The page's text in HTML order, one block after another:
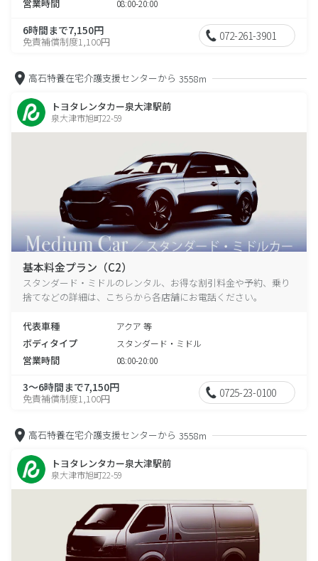
営業時間 08:00-20:00
6時間まで7,150円
免責補償制度1,100円 072-261-3901
高石特養在宅介護支援センターから 3558m
トヨタレンタカー泉大津駅前
泉大津市旭町22-59
基本料金プラン（C2）
スタンダード・ミドルのレンタル、お得な割引料金や予約、乗り
捨てなどの詳細は、こちらから各店舗にお電話ください。
代表車種 アクア 等
ボディタイプ スタンダード・ミドル
営業時間 08:00-20:00
3～6時間まで7,150円
免責補償制度1,100円 0725-23-0100
高石特養在宅介護支援センターから 3558m
トヨタレンタカー泉大津駅前
泉大津市旭町22-59